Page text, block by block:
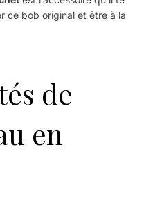
ce bob original et être à la
de
en